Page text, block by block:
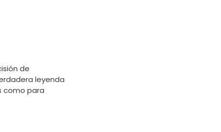
de
leyenda
como para